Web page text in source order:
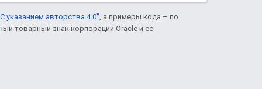
указанием авторства 4.0" , а примеры кода – по
товарный знак корпорации Oracle и ее